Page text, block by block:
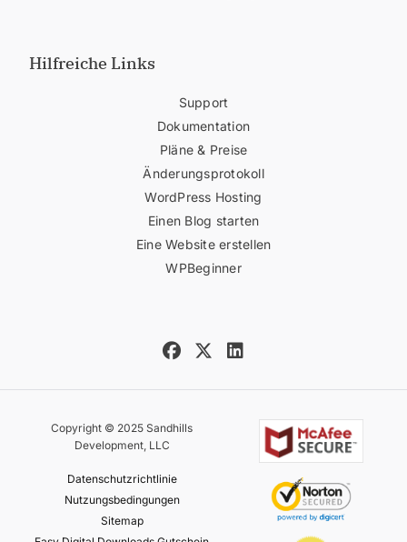
Hilfreiche Links
Support
Dokumentation
Pläne & Preise
Änderungsprotokoll
WordPress Hosting
Einen Blog starten
Eine Website erstellen
WPBeginner
Copyright © 2025 Sandhills
Development, LLC
Datenschutzrichtlinie
Nutzungsbedingungen
Sitemap